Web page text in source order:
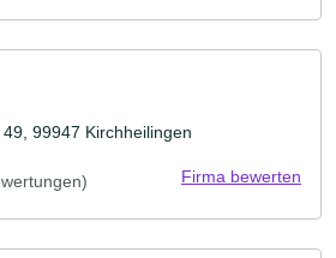
99947 Kirchheilingen
Firma bewerten